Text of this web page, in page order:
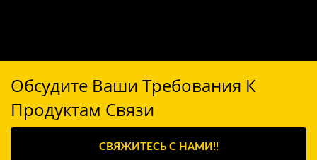
Обсудите Ваши Требования К
Продуктам Связи
СВЯЖИТЕСЬ С НАМИ!!